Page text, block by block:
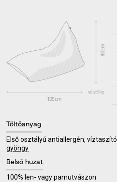
Töltőanyag
Első osztályú antiallergén,
gyöngy
Belső huzat
100% len- vagy pamutvászon